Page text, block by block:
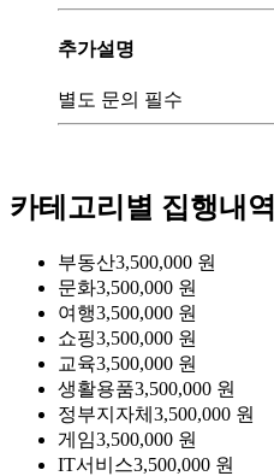
추가설명
별도 문의 필수
카테고리별 집행내역
부동산3,500,000 원
문화3,500,000 원
여행3,500,000 원
쇼핑3,500,000 원
교육3,500,000 원
생활용품3,500,000 원
정부지자체 3,500,000 원
게임3,500,000 원
IT서비스3,500,000 원